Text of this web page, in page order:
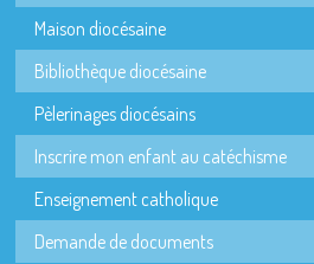
Maison diocésaine
Bibliothèque diocésaine
Pèlerinages diocésains
Inscrire mon enfant au catéchisme
Enseignement catholique
Demande de documents